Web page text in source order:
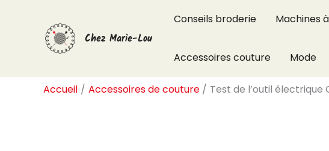
Chez Marie-Lou
Conseils broderie Machines
Accessoires couture Mode
Accueil Accessoires de couture Test de l’outil